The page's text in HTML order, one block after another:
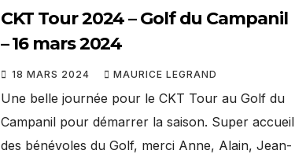
CKT Tour 2024 – Golf du Campanil
– 16 mars 2024
18 MARS 2024 MAURICE LEGRAND
Une belle journée pour le CKT Tour au Golf du
Campanil pour démarrer la saison. Super accueil
des bénévoles du Golf, merci Anne, Alain, Jean-